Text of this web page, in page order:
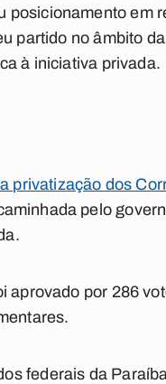
posicionamento em
partido no âmbito
à iniciativa privada.
privatização dos
pelo
aprovado por 286
federais da